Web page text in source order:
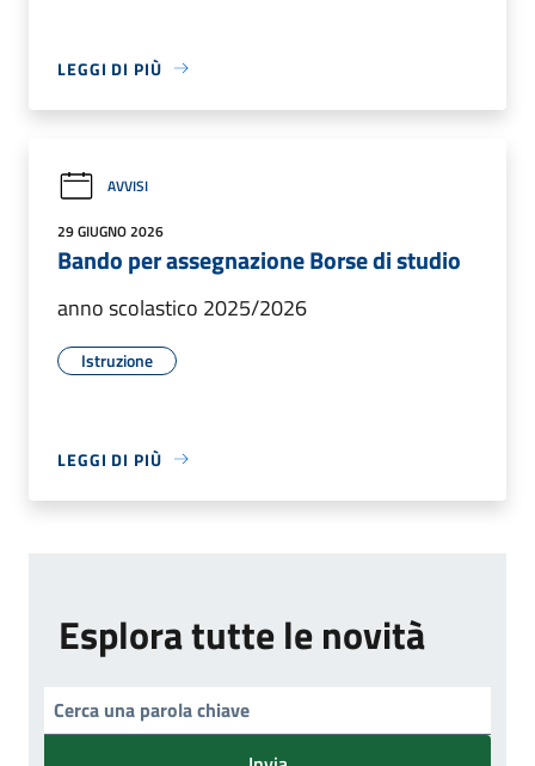
LEGGI DI PIÙ
AVVISI
29 GIUGNO 2026
Bando per assegnazione Borse di studio
anno scolastico 2025/2026
Istruzione
LEGGI DI PIÙ
Esplora tutte le novità